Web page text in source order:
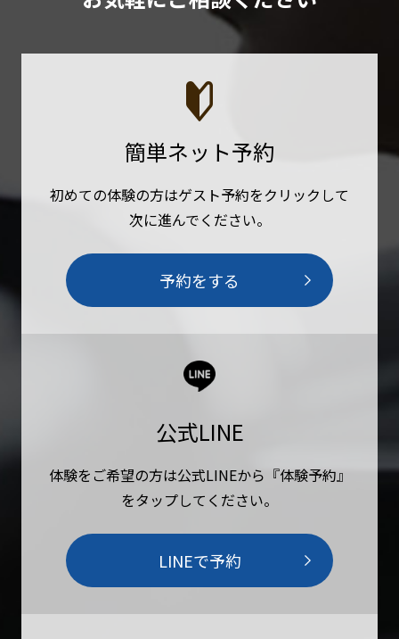
簡単ネット予約
初めての体験の方はゲスト予約をクリックして
次に進んでください。
予約をする
公式LINE
体験をご希望の方は公式LINEから『体験予約』
をタップしてください。
LINEで予約